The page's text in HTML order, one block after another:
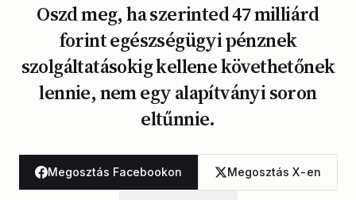
Oszd meg, ha szerinted 47 milliárd
forint egészségügyi pénznek
szolgáltatásokig kellene követhetőnek
lennie, nem egy alapítványi soron
eltűnnie.
Megosztás Facebookon Megosztás X-en